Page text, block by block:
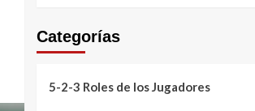
Categorías
5-2-3 Roles de los Jugadores